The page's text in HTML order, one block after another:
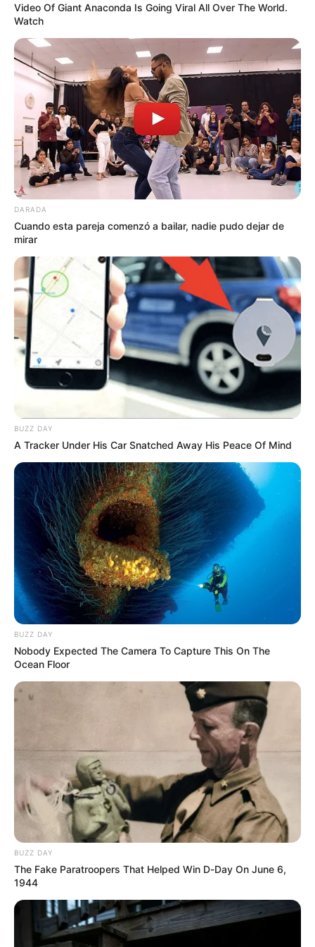
asesino de un adulto
Santa Lucía, Atlántico
ATRACO
Atraco a plena luz del día
cerca de CAI en
Barranquilla alarma a la
comunidad
Otro ataque armado en
valores y disparos en el
sector de Palermo
NOTICIAS DE BOGOTÁ
Ladrones pusieron a
perder a una estudiante: le
robaron su morral cerca
de la Javeriana
ARMA DE FUEGO
Cayeron tres hombres por
atracos en Cartagena:
tenían azotados a
ciudadanos y conductores
ALERTA PAISA
¡La hora más cara de su
vida! Le roban $170
millones en relojes a
turista belga
CARGAR MÁS
TEMAS DESTACADOS
EMERGENCIAS POR LLUVIAS
FUERTES LLUVIAS
VIA AL LLANO
LIGA BETPLAY
METRO DE MEDELLÍN
CORTES DE LUZ
CORTES DE AGUA
FENÓMENO DEL NIÑO
Video Of Giant Anaconda Is Going Viral All Over The World.
Watch
DARADA
Cuando esta pareja comenzó a bailar, nadie pudo dejar de
mirar
BUZZ DAY
A Tracker Under His Car Snatched Away His Peace Of Mind
BUZZ DAY
Nobody Expected The Camera To Capture This On The
Ocean Floor
BUZZ DAY
The Fake Paratroopers That Helped Win D-Day On June 6,
1944